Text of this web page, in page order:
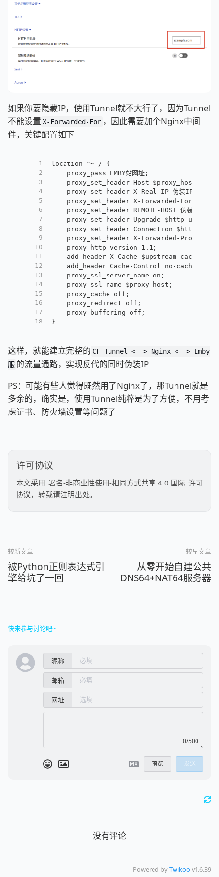
如果你要隐藏IP，使用Tunnel就不大行了，因为Tunnel
不能设置 X-Forwarded-For ，因此需要加个Nginx中间
件，关键配置如下
1
2
3
4
5
6
7
8
9
10
11
12
13
14
15
16
17
18
location ^~ / {
    proxy_pass EMBY站网址;
    proxy_set_header Host $proxy_host;
    proxy_set_header X-Real-IP 伪装IP;
proxy_set_header X-Forwarded-For 伪装
    proxy_set_header REMOTE-HOST 伪装IP;
proxy_set_header Upgrade
proxy_set_header Connection
proxy_set_header X-Forwarded-Proto
    proxy_http_version 1.1;
add_header X-Cache
    add_header Cache-Control no-cache;
    proxy_ssl_server_name on;
    proxy_ssl_name $proxy_host;
    proxy_cache off;
    proxy_redirect off;
    proxy_buffering off;
}
这样，就能建立完整的 CF Tunnel <--> Nginx <--> Emby
服 的流量通路，实现反代的同时伪装IP
PS：可能有些人觉得既然用了Nginx了，那Tunnel就是
多余的，确实是，使用Tunnel纯粹是为了方便，不用考
虑证书、防火墙设置等问题了
许可协议
本文采用 署名-非商业性使用-相同方式共享 4.0 国际 许可
协议，转载请注明出处。
较新文章
被Python正则表达式引
擎给坑了一回
较早文章
从零开始自建公共
DNS64+NAT64服务器
快来参与讨论吧~
昵称
邮箱
网址
0/500
预览 发送
没有评论
Powered byTwikoo v1.6.39